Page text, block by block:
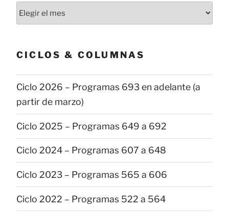
Todas
las
CICLOS & COLUMNAS
Ciclo 2026 – Programas 693 en adelante (a
partir de marzo)
Ciclo 2025 – Programas 649 a 692
Ciclo 2024 – Programas 607 a 648
Ciclo 2023 – Programas 565 a 606
Ciclo 2022 – Programas 522 a 564